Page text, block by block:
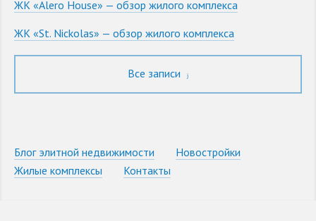
ЖК «Alero House» — обзор жилого комплекса
ЖК «St. Nickolas» — обзор жилого комплекса
Все записи
Блог элитной недвижимости
Новостройки
Жилые комплексы
Контакты